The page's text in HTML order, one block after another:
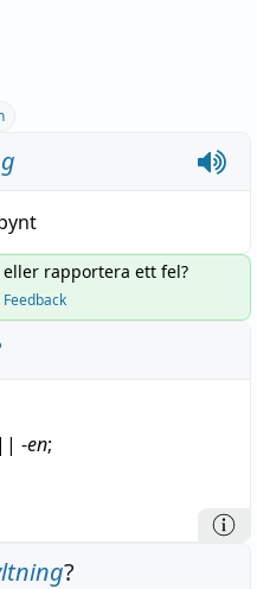
rapportera ett fel?
Feedback
|| -en;
?